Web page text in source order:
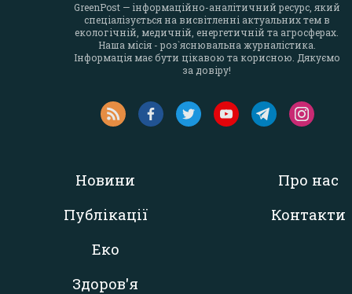
GreenPost — інформаційно-аналітичний ресурс, який
спеціалізується на висвітленні актуальних тем в
екологічній, медичній, енергетичній та агросферах.
Наша місія - роз`яснювальна журналістика.
Інформація має бути цікавою та корисною. Дякуємо
за довіру!
Новини
Публікації
Еко
Здоров'я
Про нас
Контакти